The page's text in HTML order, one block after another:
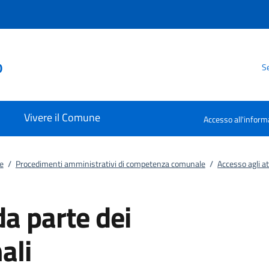
Vivere il Comune Accesso
/ Procedimenti amministrativi di competenza comunale / Accesso agli
parte dei